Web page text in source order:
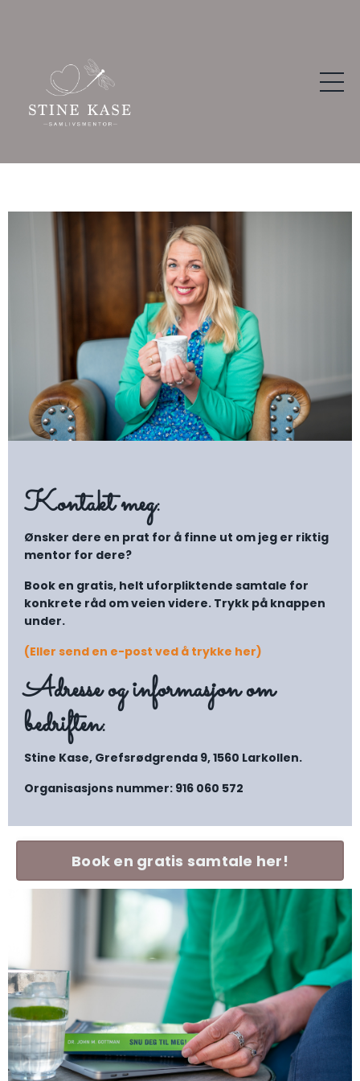
Kontakt meg:
Ønsker dere en prat for å finne ut om jeg er riktig
mentor for dere?
Book en gratis, helt uforpliktende samtale for
konkrete råd om veien videre. Trykk på knappen
under.
(Eller send en e-post ved å trykke her)
Adresse og informasjon om
bedriften:
Stine Kase, Grefsrødgrenda 9, 1560 Larkollen.
Organisasjons nummer: 916 060 572
Book en gratis samtale her!